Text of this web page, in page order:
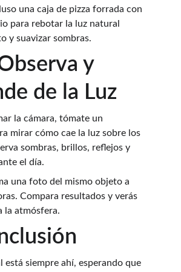
una caja de pizza forrada con
para rebotar la luz natural
y suavizar sombras.
y
de la Luz
la cámara, tómate un
mirar cómo cae la luz sobre los
sombras, brillos, reflejos y
el día.
una foto del mismo objeto a
Compara resultados y verás
la atmósfera.
está siempre ahí, esperando que